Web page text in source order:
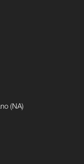
(NA)